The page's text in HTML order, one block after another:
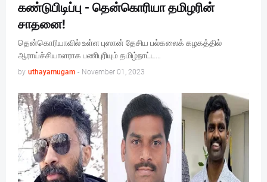
கண்டுபிடிப்பு - தென்கொரியா தமிழரின்
சாதனை!
தென்கொரியாவில் உள்ள புஸான் தேசிய பல்கலைக் கழகத்தில்
ஆராய்ச்சியாளராக பணிபுரியும் தமிழ்நாட்ட…
by uthayamugam - November 01, 2023